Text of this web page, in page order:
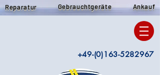
Reparatur Gebrauchtgeräte Ankauf
+49-(0)163-5282967